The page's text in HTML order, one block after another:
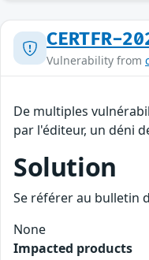
CERTFR-
Vulnerability from
De multiples
par l'éditeur, un déni
Solution
Se référer au bulletin
None
Impacted products